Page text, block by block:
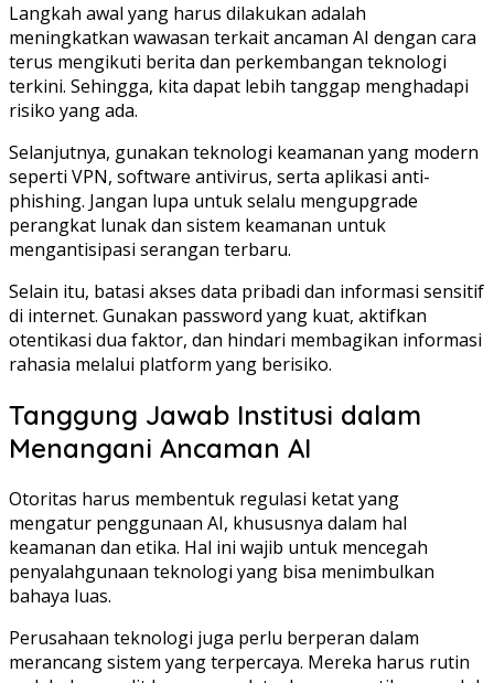
Langkah awal yang harus dilakukan adalah
meningkatkan wawasan terkait ancaman AI dengan cara
terus mengikuti berita dan perkembangan teknologi
terkini. Sehingga, kita dapat lebih tanggap menghadapi
risiko yang ada.
Selanjutnya, gunakan teknologi keamanan yang modern
seperti VPN, software antivirus, serta aplikasi anti-
phishing. Jangan lupa untuk selalu mengupgrade
perangkat lunak dan sistem keamanan untuk
mengantisipasi serangan terbaru.
Selain itu, batasi akses data pribadi dan informasi sensitif
di internet. Gunakan password yang kuat, aktifkan
otentikasi dua faktor, dan hindari membagikan informasi
rahasia melalui platform yang berisiko.
Tanggung Jawab Institusi dalam
Menangani Ancaman AI
Otoritas harus membentuk regulasi ketat yang
mengatur penggunaan AI, khususnya dalam hal
keamanan dan etika. Hal ini wajib untuk mencegah
penyalahgunaan teknologi yang bisa menimbulkan
bahaya luas.
Perusahaan teknologi juga perlu berperan dalam
merancang sistem yang terpercaya. Mereka harus rutin